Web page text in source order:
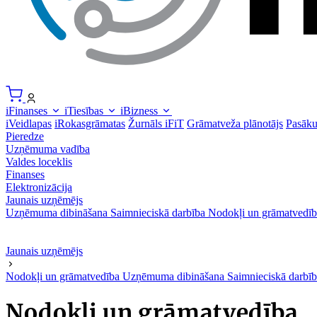
iFinanses iTiesības
iBizness
iVeidlapas iRokasgrāmatas Žurnāls iFiT Grāmatveža plānotājs
Pieredze
Uzņēmuma vadība
Valdes loceklis
Finanses
Elektronizācija
Jaunais uzņēmējs
Uzņēmuma dibināšana Saimnieciskā darbība Nodokļi un
Jaunais uzņēmējs
Nodokļi un grāmatvedība Uzņēmuma dibināšana Saimnieciskā